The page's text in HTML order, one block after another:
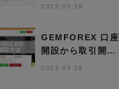
と豪華ボーナスが
2023.05.19
GEMFOREX 口座
開設から取引開始
までの手順と方法
2023.05.19